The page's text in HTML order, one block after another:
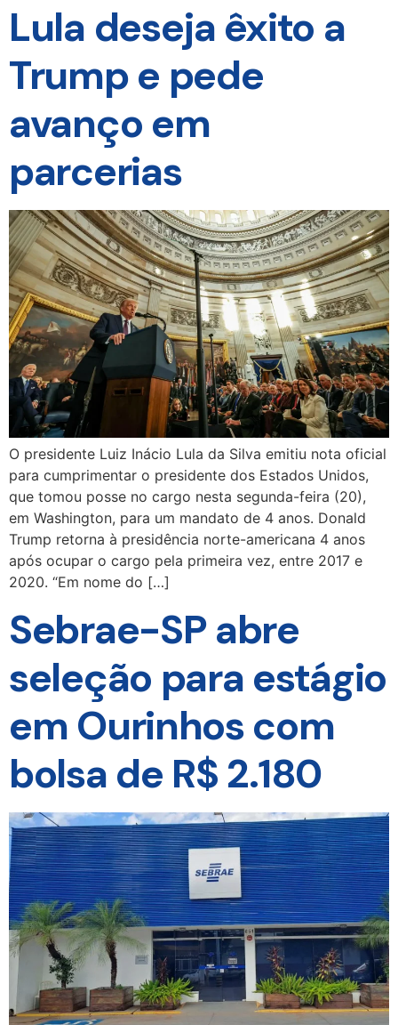
Lula deseja êxito a
Trump e pede
avanço em
parcerias
O presidente Luiz Inácio Lula da Silva emitiu nota oficial
para cumprimentar o presidente dos Estados Unidos,
que tomou posse no cargo nesta segunda-feira (20),
em Washington, para um mandato de 4 anos. Donald
Trump retorna à presidência norte-americana 4 anos
após ocupar o cargo pela primeira vez, entre 2017 e
2020. “Em nome do […]
Sebrae-SP abre
seleção para estágio
em Ourinhos com
bolsa de R$ 2.180